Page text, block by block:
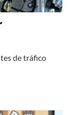
de tráfico